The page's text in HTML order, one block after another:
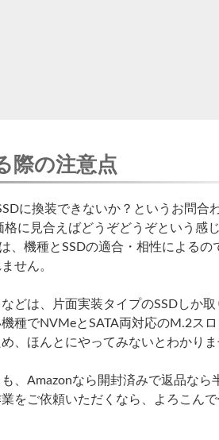
際の注意点
に換装できないか？というお問合
格に見合えばどうぞどうぞという感
、機種とSSDの適合・相性によるの
せん。
どは、片面実装タイプのSSDしか
種でNVMeとSATA両対応のM.2ス
、ほんとにやってみないとわかりま
、Amazonなら開封済みで返品なら
をご依頼いただくなら、よろこん